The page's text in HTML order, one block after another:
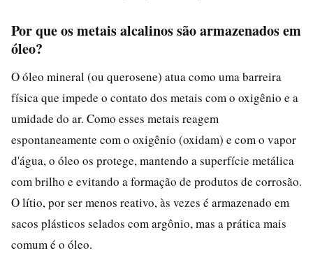
Por que os metais alcalinos são armazenados em
óleo?
O óleo mineral (ou querosene) atua como uma barreira
física que impede o contato dos metais com o oxigênio e a
umidade do ar. Como esses metais reagem
espontaneamente com o oxigênio (oxidam) e com o vapor
d'água, o óleo os protege, mantendo a superfície metálica
com brilho e evitando a formação de produtos de corrosão.
O lítio, por ser menos reativo, às vezes é armazenado em
sacos plásticos selados com argônio, mas a prática mais
comum é o óleo.